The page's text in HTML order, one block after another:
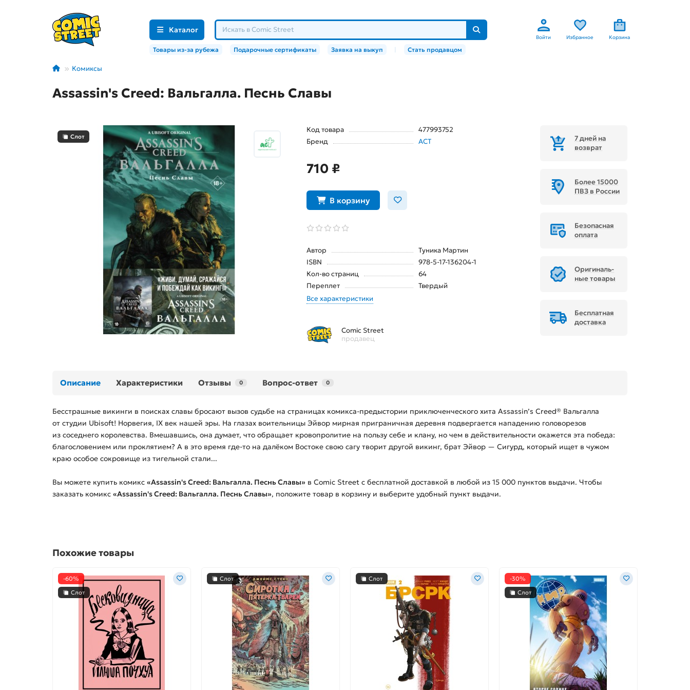
Каталог
Войти Избранное Корзина
Товары из-за рубежа Подарочные сертификаты Заявка на выкуп Стать продавцом
Комиксы
Assassin's Creed: Вальгалла. Песнь Славы
Слот
Код товара
477993752
Бренд
АСТ
710 ₽
В корзину
Автор
Tуника Мартин
ISBN
978-5-17-136204-1
Кол-во страниц
64
Переплет
Твердый
Все характеристики
Comic Street
продавец
7 дней на
возврат
Более 15000
ПВЗ в России
Безопасная
оплата
Ори­ги­наль­
ные товары
Бесплатная
доставка
Описание Характеристики Отзывы 0 Вопрос-ответ 0
Бесстрашные викинги в поисках славы бросают вызов судьбе на страницах комикса‑предыстории приключенческого хита Assassin’s Creed® Вальгалла
от студии Ubisoft! Норвегия, IX век нашей эры. На глазах воительницы Эйвор мирная приграничная деревня подвергается нападению головорезов
из соседнего королевства. Вмешавшись, она думает, что обращает кровопролитие на пользу себе и клану, но чем в действительности окажется эта победа:
благословением или проклятием? А в это время где‑то на далёком Востоке свою сагу творит другой викинг, брат Эйвор — Сигурд, который ищет в чужом
краю особое сокровище из тигельной стали...
Вы можете купить комикс «Assassin's Creed: Вальгалла. Песнь Славы» в Comic Street с бесплатной доставкой в любой из 15 000 пунктов выдачи. Чтобы
заказать комикс «Assassin's Creed: Вальгалла. Песнь Славы», положите товар в корзину и выберите удобный пункт выдачи.
Похожие товары
-60%
Слот
Слот Слот
-30%
Слот